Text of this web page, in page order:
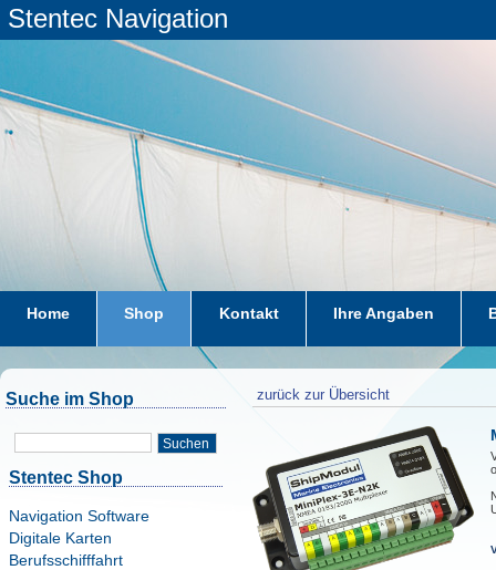
Stentec Navigation
Home Shop Kontakt Ihre Angaben
Suche im Shop
Suchen
Stentec Shop
Navigation Software
Digitale Karten
Berufsschifffahrt
zurück zur Übersicht